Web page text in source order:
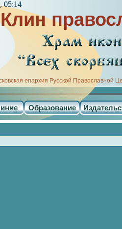
Клин
епархия Русской Православной
Образование
05:14